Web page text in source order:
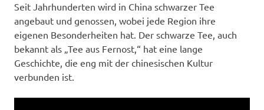
Seit Jahrhunderten wird in China schwarzer Tee
angebaut und genossen, wobei jede Region ihre
eigenen Besonderheiten hat. Der schwarze Tee, auch
bekannt als „Tee aus Fernost,“ hat eine lange
Geschichte, die eng mit der chinesischen Kultur
verbunden ist.